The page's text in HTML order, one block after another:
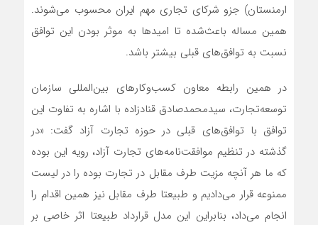
ارمنستان) جزو شرکای تجاری مهم ایران محسوب می‌شوند.
همین مساله باعث‌شده تا امیدها به موثر بودن این توافق
نسبت به توافق‌های قبلی بیشتر باشد.
در همین رابطه معاون کسب‌وکارهای بین‌المللی سازمان
توسعه‌تجارت، سید‌محمدصادق قنادزاده با اشاره به تفاوت این
توافق با توافق‌های قبلی در حوزه تجارت آزاد گفت: «در
گذشته در تنظیم موافقت‌نامه‌‌‌‌‌های تجارت آزاد، رویه این بوده
که ما هر آنچه مزیت طرف مقابل در تجارت بوده را در لیست
ممنوعه قرار می‌دادیم و طبیعتا طرف مقابل نیز همین اقدام را
انجام می‌داد، بنابراین این مدل قرارداد طبیعتا اثر خاصی بر